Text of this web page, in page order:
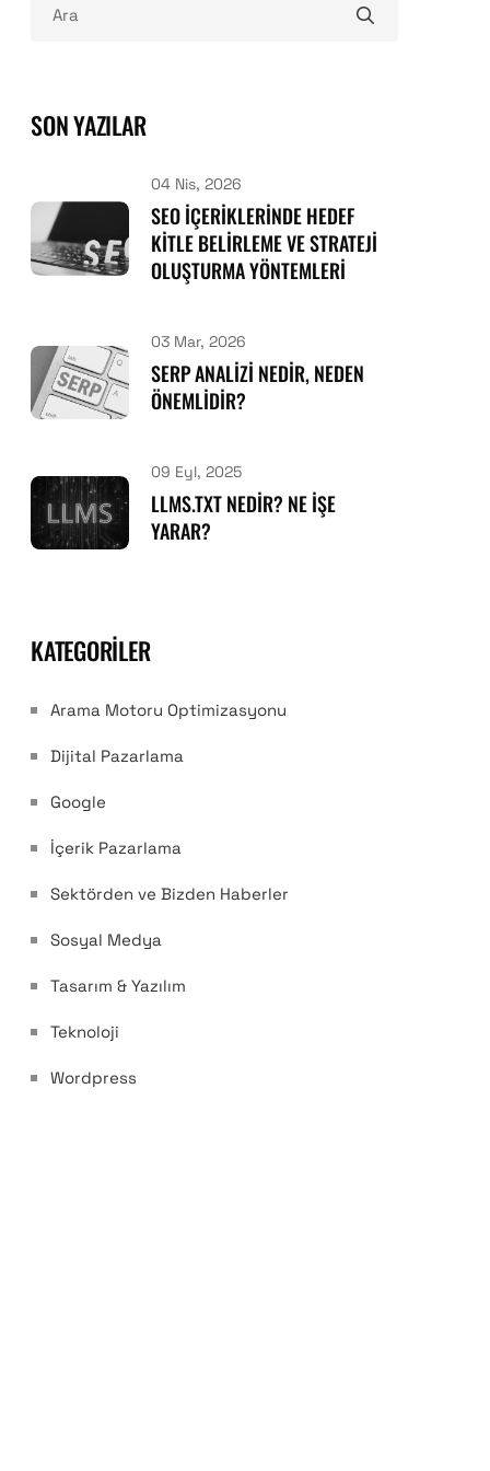
SON YAZILAR
04 Nis, 2026
SEO İÇERIKLERINDE HEDEF
KITLE BELIRLEME VE STRATEJI
OLUŞTURMA YÖNTEMLERI
03 Mar, 2026
SERP ANALIZI NEDIR, NEDEN
ÖNEMLIDIR?
09 Eyl, 2025
LLMS.TXT NEDIR? NE İŞE
YARAR?
KATEGORILER
Arama Motoru Optimizasyonu
Dijital Pazarlama
Google
İçerik Pazarlama
Sektörden ve Bizden Haberler
Sosyal Medya
Tasarım & Yazılım
Teknoloji
Wordpress